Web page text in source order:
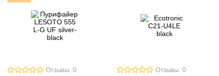
Отзывы: 0 Отзывы: 0